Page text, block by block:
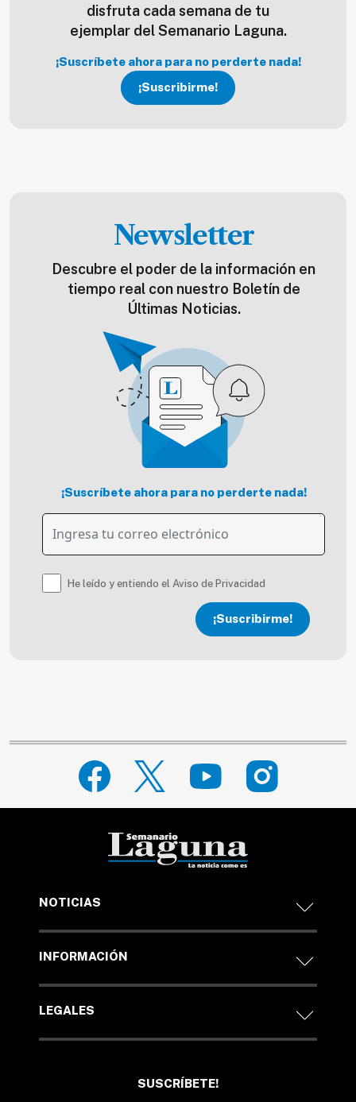
disfruta cada semana de tu
ejemplar del Semanario Laguna.
¡Suscríbete ahora para no perderte nada!
¡Suscribirme!
Newsletter
Descubre el poder de la información en
tiempo real con nuestro Boletín de
Últimas Noticias.
¡Suscríbete ahora para no perderte nada!
He leído y entiendo el Aviso de Privacidad
¡Suscribirme!
NOTICIAS
INFORMACIÓN
LEGALES
SUSCRÍBETE!